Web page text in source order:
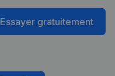
Essayer gratuitement